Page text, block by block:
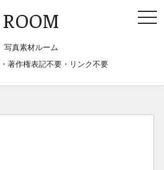
ROOM
写真素材ルーム
著作権表記不要・リンク不要